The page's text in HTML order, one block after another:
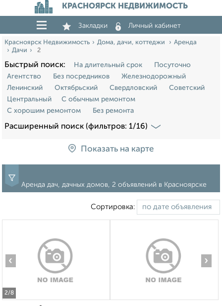
КРАСНОЯРСК НЕДВИЖИМОСТЬ
Закладки Личный кабинет
Красноярск Недвижимость Дома, дачи, коттеджи
Аренда
Дачи
2
Быстрый поиск: На длительный срок
Посуточно
Агентство
Без посредников
Железнодорожный
Ленинский
Октябрьский Свердловский
Советский
Центральный
С обычным ремонтом
С хорошим ремонтом
Без ремонта
Расширенный поиск (фильтров: 1/16)
Показать на карте
Аренда дач, дачных домов, 2 объявлений в Красноярске
Сортировка:
2/8
‹ ›